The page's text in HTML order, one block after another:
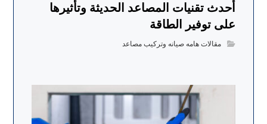
أحدث تقنيات المصاعد الحديثة وتأثيرها
على توفير الطاقة
مقالات هامه صيانه وتركيب مصاعد